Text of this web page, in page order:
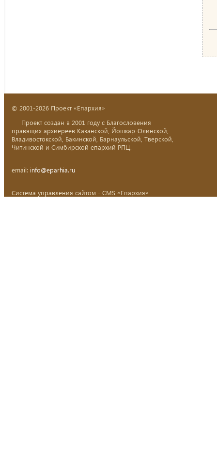
© 2001-2026 Проект «Епархия»
Проект создан в 2001 году с Благословения
правящих архиереев Казанской, Йошкар-Олинской,
Владивостокской, Бакинской, Барнаульской, Тверской,
Читинской и Симбирской епархий РПЦ.
email: info@eparhia.ru
Система управления сайтом - CMS «Епархия»